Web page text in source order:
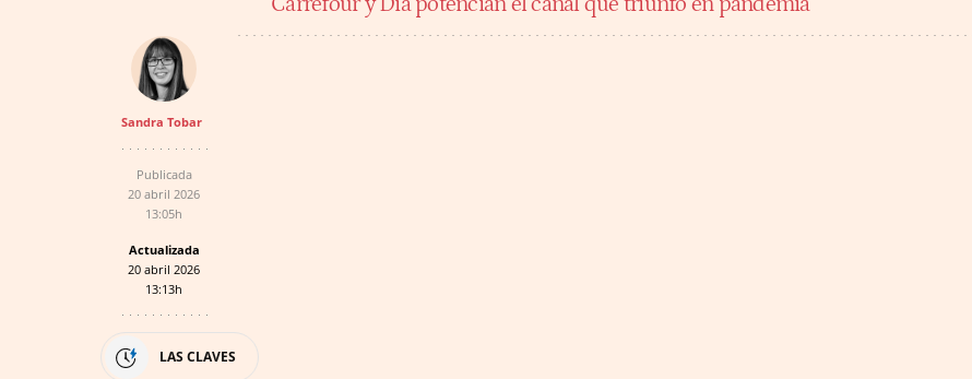
Sandra Tobar
Publicada
20 abril 2026
13:05h
Actualizada
20 abril 2026
13:13h
LAS CLAVES